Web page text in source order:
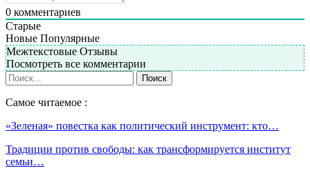
0 комментариев
Старые
Новые Популярные
Межтекстовые Отзывы
Посмотреть все комментарии
Самое читаемое :
«Зеленая» повестка как политический инструмент: кто…
Традиции против свободы: как трансформируется институт
семьи…